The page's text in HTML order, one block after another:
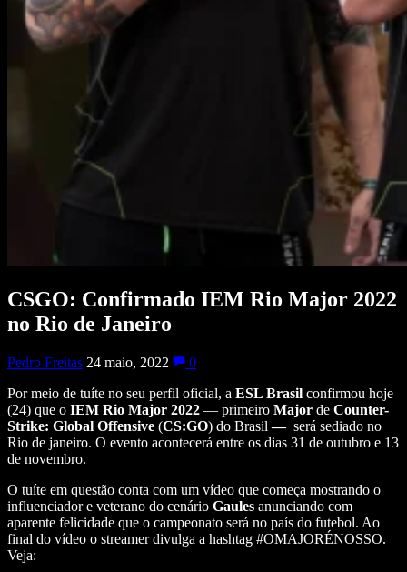
CSGO: Confirmado IEM Rio Major 2022
no Rio de Janeiro
Pedro Freitas 24 maio, 2022
0
Por meio de tuíte no seu perfil oficial, a ESL Brasil confirmou hoje
(24) que o IEM Rio Major 2022 — primeiro Major de Counter-
Strike: Global Offensive (CS:GO) do Brasil —será sediado no
Rio de janeiro. O evento acontecerá entre os dias 31 de outubro e 13
de novembro.
O tuíte em questão conta com um vídeo que começa mostrando o
influenciador e veterano do cenário Gaules anunciando com
aparente felicidade que o campeonato será no país do futebol. Ao
final do vídeo o streamer divulga a hashtag #OMAJORÉNOSSO.
Veja: